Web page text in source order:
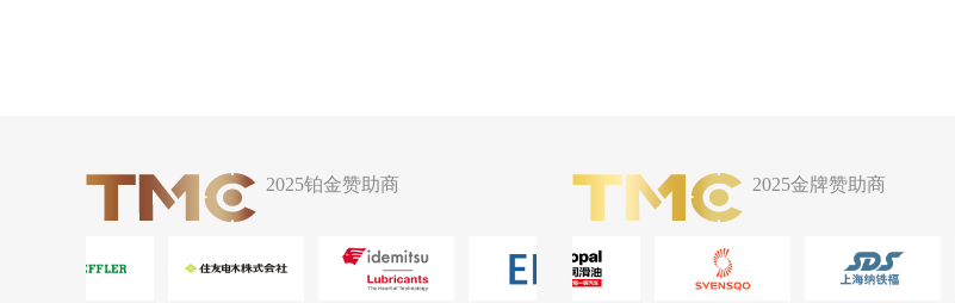
2025铂金赞助商 2025金牌赞助商